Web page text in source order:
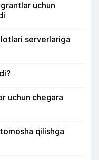
uchun
serverlariga
uchun chegara
qilishga